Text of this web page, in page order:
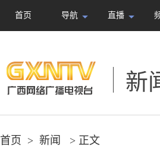
首页 导航 直播
新
首页 > 新闻 > 正文